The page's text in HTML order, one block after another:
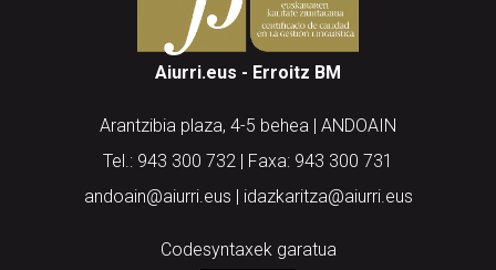
Aiurri.eus - Erroitz BM
Arantzibia plaza, 4-5 behea | ANDOAIN
Tel.: 943 300 732 | Faxa: 943 300 731
andoain@aiurri.eus | idazkaritza@aiurri.eus
Codesyntaxek garatua